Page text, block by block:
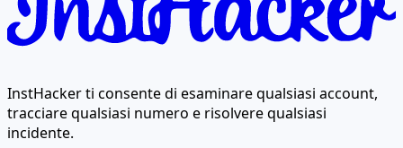
InstHacker ti consente di esaminare qualsiasi account,
tracciare qualsiasi numero e risolvere qualsiasi
incidente.